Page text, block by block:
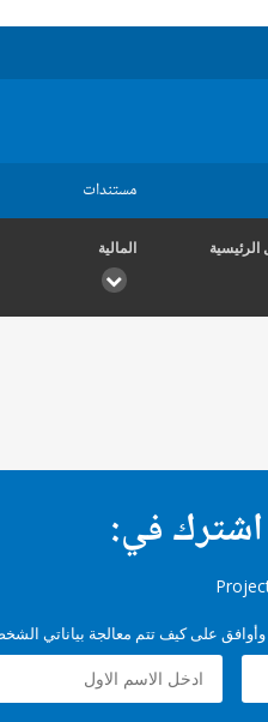
مستندات
الرئيسية المالية
اشترك في:
وأوافق على كيف تتم معالجة بياناتي